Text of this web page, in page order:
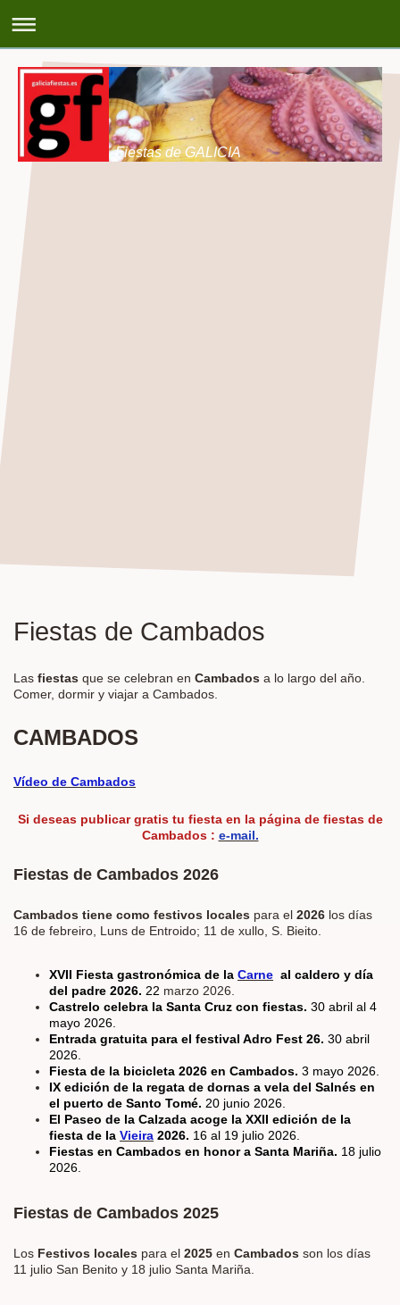
Fiestas de GALICIA
Fiestas de Cambados
Las fiestas que se celebran en Cambados a lo largo del año.
Comer, dormir y viajar a Cambados.
CAMBADOS
Vídeo de Cambados
Si deseas publicargratis tu fiesta en la página de fiestas de
Cambados : e-mail.
Fiestas de Cambados 2026
Cambados tiene como festivos locales para el 2026 los días
16 de febreiro, Luns de Entroido; 11 de xullo, S. Bieito.
XVII Fiesta gastronómica de la Carne al caldero y día
del padre 2026. 22 marzo 2026.
Castrelo celebra la Santa Cruz con fiestas. 30 abril al 4
mayo 2026.
Entrada gratuita para el festival Adro Fest 26. 30 abril
2026.
Fiesta de la bicicleta 2026 en Cambados. 3 mayo 2026.
IX edición de la regata de dornas a vela del Salnés en
el puerto de Santo Tomé. 20 junio 2026.
El Paseo de la Calzada acoge la XXII edición de la
fiesta de la Vieira 2026. 16 al 19 julio 2026.
Fiestas en Cambados en honor a Santa Mariña. 18 julio
2026.
Fiestas de Cambados 2025
Los Festivos locales para el 2025 en Cambados son los días
11 julio San Benito y 18 julio Santa Mariña.